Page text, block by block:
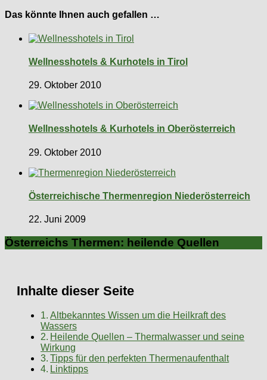
Das könnte Ihnen auch gefallen …
Wellnesshotels & Kurhotels in Tirol
29. Oktober 2010
Wellnesshotels & Kurhotels in Oberösterreich
29. Oktober 2010
Österreichische Thermenregion Niederösterreich
22. Juni 2009
Österreichs Thermen: heilende Quellen
Inhalte dieser Seite
Altbekanntes Wissen um die Heilkraft des
Wassers
Heilende Quellen – Thermalwasser und seine
Wirkung
Tipps für den perfekten Thermenaufenthalt
Linktipps